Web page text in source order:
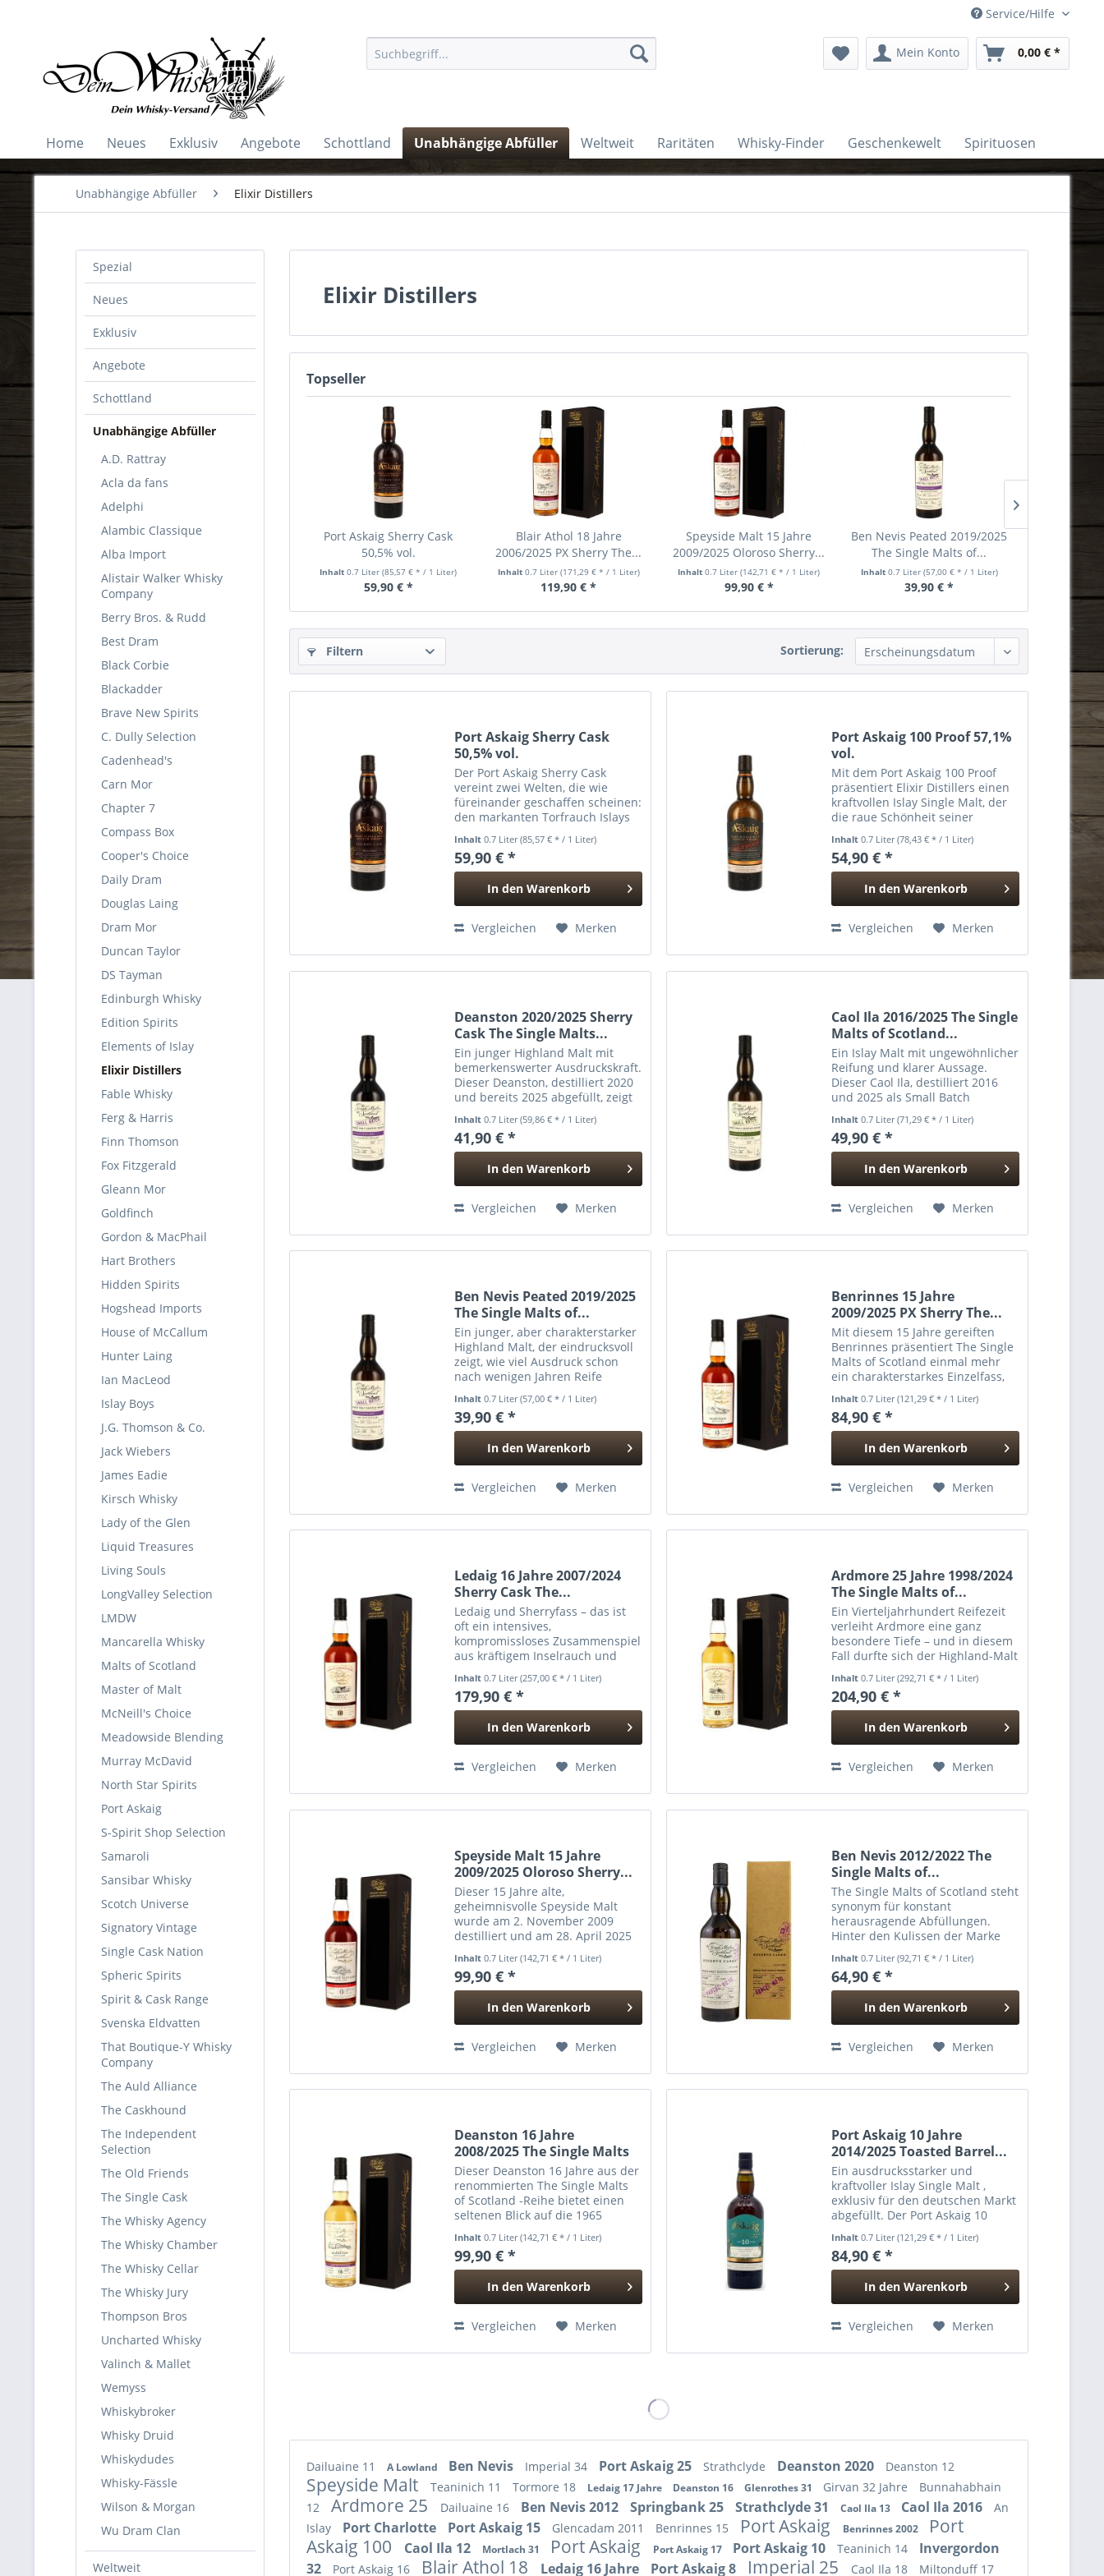
Service/Hilfe
Mein Konto 0,00 € *
Home Neues Exklusiv Angebote Schottland Unabhängige Abfüller Weltweit Raritäten Whisky-Finder Geschenkewelt Spirituosen
Unabhängige Abfüller Elixir Distillers
Spezial
Neues
Exklusiv
Angebote
Schottland
Unabhängige Abfüller
A.D. Rattray
Acla da fans
Adelphi
Alambic Classique
Alba Import
Alistair Walker Whisky
Company
Berry Bros. & Rudd
Best Dram
Black Corbie
Blackadder
Brave New Spirits
C. Dully Selection
Cadenhead's
Carn Mor
Chapter 7
Compass Box
Cooper's Choice
Daily Dram
Douglas Laing
Dram Mor
Duncan Taylor
DS Tayman
Edinburgh Whisky
Edition Spirits
Elements of Islay
Elixir Distillers
Fable Whisky
Ferg & Harris
Finn Thomson
Fox Fitzgerald
Gleann Mor
Goldfinch
Gordon & MacPhail
Hart Brothers
Hidden Spirits
Hogshead Imports
House of McCallum
Hunter Laing
Ian MacLeod
Islay Boys
J.G. Thomson & Co.
Jack Wiebers
James Eadie
Kirsch Whisky
Lady of the Glen
Liquid Treasures
Living Souls
LongValley Selection
LMDW
Mancarella Whisky
Malts of Scotland
Master of Malt
McNeill's Choice
Meadowside Blending
Murray McDavid
North Star Spirits
Port Askaig
S-Spirit Shop Selection
Samaroli
Sansibar Whisky
Scotch Universe
Signatory Vintage
Single Cask Nation
Spheric Spirits
Spirit & Cask Range
Svenska Eldvatten
That Boutique-Y Whisky
Company
The Auld Alliance
The Caskhound
The Independent
Selection
The Old Friends
The Single Cask
The Whisky Agency
The Whisky Chamber
The Whisky Cellar
The Whisky Jury
Thompson Bros
Uncharted Whisky
Valinch & Mallet
Wemyss
Whiskybroker
Whisky Druid
Whiskydudes
Whisky-Fässle
Wilson & Morgan
Wu Dram Clan
Weltweit
Elixir Distillers
Topseller
Port Askaig Sherry Cask
50,5% vol.
Inhalt0.7 Liter(85,57 € * / 1 Liter)
59,90 € *
Blair Athol 18 Jahre
2006/2025 PX Sherry The...
Inhalt 0.7 Liter (171,29 € * / 1 Liter)
119,90 € *
Speyside Malt 15 Jahre
2009/2025 Oloroso Sherry...
Inhalt0.7 Liter(142,71 € * / 1 Liter)
99,90 € *
Ben Nevis Peated 2019/2025
The Single Malts of...
Inhalt 0.7 Liter (57,00 € * / 1 Liter)
39,90 € *
Filtern Sortierung:
Port Askaig Sherry Cask
50,5% vol.
Der Port Askaig Sherry Cask
vereint zwei Welten, die wie
füreinander geschaffen scheinen:
den markanten Torfrauch Islays
spanischer Sherryfässer. Das
Ergebnis ist ein ausdrucksstarker
Single Malt, der maritime...
Inhalt0.7 Liter(85,57 € * / 1 Liter)
59,90 € *
In den Warenkorb
Hinzugefügt
Vergleichen Merken
Port Askaig 100 Proof 57,1%
vol.
Mit dem Port Askaig 100 Proof
präsentiert Elixir Distillers einen
kraftvollen Islay Single Malt, der
die raue Schönheit seiner
einfängt. Abgefüllt mit
traditionellen 100 Proof
beziehungsweise 57,1 % vol.,
ohne...
Inhalt0.7 Liter(78,43 € * / 1 Liter)
54,90 € *
In den Warenkorb
Hinzugefügt
Vergleichen Merken
Deanston 2020/2025 Sherry
Cask The Single Malts...
Ein junger Highland Malt mit
bemerkenswerter Ausdruckskraft.
Dieser Deanston, destilliert 2020
und bereits 2025 abgefüllt, zeigt
präzise Fassauswahl entstehen
kann. Für diese Small Batch-
Edition aus...
Inhalt0.7 Liter(59,86 € * / 1 Liter)
41,90 € *
In den Warenkorb
Hinzugefügt
Vergleichen Merken
Caol Ila 2016/2025 The Single
Malts of Scotland...
Ein Islay Malt mit ungewöhnlicher
Reifung und klarer Aussage.
Dieser Caol Ila, destilliert 2016
und 2025 als Small Batch
Kombination: klassischer
Inselrauch trifft auf frische, aktive
amerikanische Eiche....
Inhalt0.7 Liter(71,29 € * / 1 Liter)
49,90 € *
In den Warenkorb
Hinzugefügt
Vergleichen Merken
Ben Nevis Peated 2019/2025
The Single Malts of...
Ein junger, aber charakterstarker
Highland Malt, der eindrucksvoll
zeigt, wie viel Ausdruck schon
nach wenigen Jahren Reife
Abfüllung aus der Reihe „The
Single Malts of Scotland“ vereint
die kraftvolle,...
Inhalt0.7 Liter(57,00 € * / 1 Liter)
39,90 € *
In den Warenkorb
Hinzugefügt
Vergleichen Merken
Benrinnes 15 Jahre
2009/2025 PX Sherry The...
Mit diesem 15 Jahre gereiften
Benrinnes präsentiert The Single
Malts of Scotland einmal mehr
ein charakterstarkes Einzelfass,
Hausstil-DNA der Brennerei mit
der opulenten Süße eines Pedro
Ximénez Sherry...
Inhalt0.7 Liter(121,29 € * / 1 Liter)
84,90 € *
In den Warenkorb
Hinzugefügt
Vergleichen Merken
Ledaig 16 Jahre 2007/2024
Sherry Cask The...
Ledaig und Sherryfass – das ist
oft ein intensives,
kompromissloses Zusammenspiel
aus kräftigem Inselrauch und
16-jährige Abfüllung aus einem
Sherry Butt zeigt genau diese
faszinierende Spannung:
maritim,...
Inhalt0.7 Liter(257,00 € * / 1 Liter)
179,90 € *
In den Warenkorb
Hinzugefügt
Vergleichen Merken
Ardmore 25 Jahre 1998/2024
The Single Malts of...
Ein Vierteljahrhundert Reifezeit
verleiht Ardmore eine ganz
besondere Tiefe – und in diesem
Fall durfte sich der Highland-Malt
einer wunderbar klaren,
eleganten und zugleich
charakterstarken Abfüllung...
Inhalt0.7 Liter(292,71 € * / 1 Liter)
204,90 € *
In den Warenkorb
Hinzugefügt
Vergleichen Merken
Speyside Malt 15 Jahre
2009/2025 Oloroso Sherry...
Dieser 15 Jahre alte,
geheimnisvolle Speyside Malt
wurde am 2. November 2009
destilliert und am 28. April 2025
einzelnen Oloroso Sherry Butt
(Fassnr. 1), das 657 Flaschen in
Fassstärke hervorbrachte. Mit...
Inhalt0.7 Liter(142,71 € * / 1 Liter)
99,90 € *
In den Warenkorb
Hinzugefügt
Vergleichen Merken
Ben Nevis 2012/2022 The
Single Malts of...
The Single Malts of Scotland steht
synonym für konstant
herausragende Abfüllungen.
Hinter den Kulissen der Marke
ziehen zwei der wohl
renommiertesten Whiskyhändler
weltweit die Fäden: die Brüder
Rajbir...
Inhalt0.7 Liter(92,71 € * / 1 Liter)
64,90 € *
In den Warenkorb
Hinzugefügt
Vergleichen Merken
Deanston 16 Jahre
2008/2025 The Single Malts
of...
Dieser Deanston 16 Jahre aus der
renommierten The Single Malts
of Scotland -Reihe bietet einen
seltenen Blick auf die 1965
die ursprünglich als
Baumwollspinnerei diente.
Deanston arbeitet heute...
Inhalt0.7 Liter(142,71 € * / 1 Liter)
99,90 € *
In den Warenkorb
Hinzugefügt
Vergleichen Merken
Port Askaig 10 Jahre
2014/2025 Toasted Barrel...
Ein ausdrucksstarker und
kraftvoller Islay Single Malt ,
exklusiv für den deutschen Markt
abgefüllt. Der Port Askaig 10
speziell vorbereiteten Toasted
Barrel (#1033) und wurde in
natürlicher Fassstärke mit...
Inhalt0.7 Liter(121,29 € * / 1 Liter)
84,90 € *
In den Warenkorb
Hinzugefügt
Vergleichen Merken
Dailuaine 11 A Lowland Ben Nevis Imperial 34 Port Askaig 25 Strathclyde Deanston 2020 Deanston 12
Speyside Malt Teaninich 11 Tormore 18 Ledaig 17 Jahre Deanston 16 Glenrothes 31 Girvan 32 Jahre
Bunnahabhain
12
Ardmore 25 Dailuaine 16 Ben Nevis 2012 Springbank 25 Strathclyde 31 Caol Ila 13 Caol Ila 2016
An
Islay
Port Charlotte Port Askaig 15 Glencadam 2011 Benrinnes 15 Port Askaig Benrinnes 2002
Port
Askaig 100
Caol Ila 12 Mortlach 31 Port Askaig Port Askaig 17 Port Askaig 10 Teaninich 14
Invergordon
32
Port Askaig 16 Blair Athol 18 Ledaig 16 Jahre Port Askaig 8 Imperial 25 Caol Ila 18 Miltonduff 17